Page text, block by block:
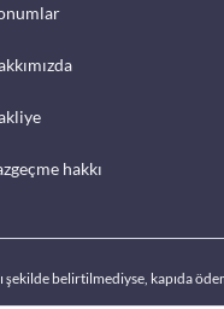
hakkı
şekilde belirtilmediyse, kapıda